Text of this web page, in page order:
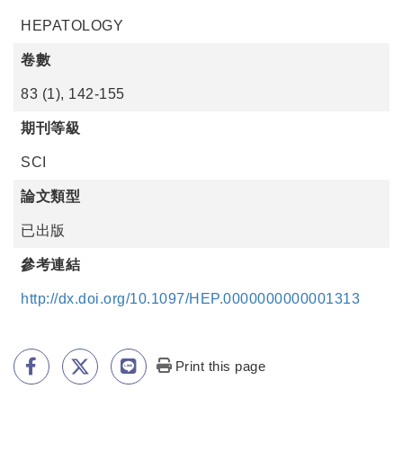
HEPATOLOGY
卷數
83 (1), 142-155
期刊等級
SCI
論文類型
已出版
參考連結
http://dx.doi.org/10.1097/HEP.0000000000001313
Print this page